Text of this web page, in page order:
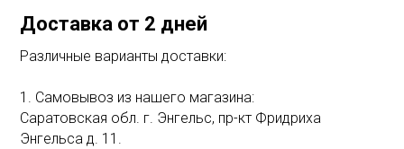
Доставка от 2 дней
Различные варианты доставки:
1. Самовывоз из нашего магазина:
Саратовская обл. г. Энгельс, пр-кт Фридриха
Энгельса д. 11.